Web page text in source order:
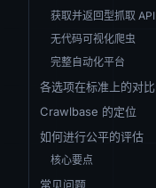
获取并返回型抓取 API
无代码可视化爬虫
完整自动化平台
各选项在标准上的对比
Crawlbase 的定位
如何进行公平的评估
核心要点
常见问题